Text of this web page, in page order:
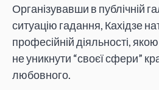
Організувавши в публічній
ситуацію гадання, Кахідзе
професійній діяльності,
не уникнути “своєї сфери”
любовного.